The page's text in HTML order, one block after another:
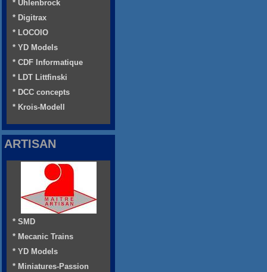
* Uhlenbrock
* Digitrax
* LOCOIO
* YD Models
* CDF Informatique
* LDT Littfinski
* DCC concepts
* Krois-Modell
ARTISAN
* SMD
* Mecanic Trains
* YD Models
* Miniatures-Passion